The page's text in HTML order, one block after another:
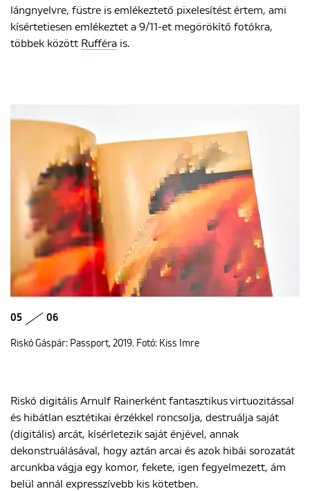
lángnyelvre, füstre is emlékeztető pixelesítést értem, ami
kísértetiesen emlékeztet a 9/11-et megörökítő fotókra,
többek között Rufféra is.
05 06
Riskó Gáspár: Passport, 2019. Fotó: Kiss Imre
Riskó digitális Arnulf Rainerként fantasztikus virtuozitással
és hibátlan esztétikai érzékkel roncsolja, destruálja saját
(digitális) arcát, kísérletezik saját énjével, annak
dekonstruálásával, hogy aztán arcai és azok hibái sorozatát
arcunkba vágja egy komor, fekete, igen fegyelmezett, ám
belül annál expresszívebb kis kötetben.